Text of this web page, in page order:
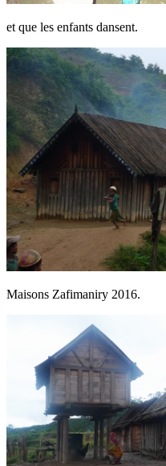
et que les enfants dansent.
Maisons Zafimaniry 2016.